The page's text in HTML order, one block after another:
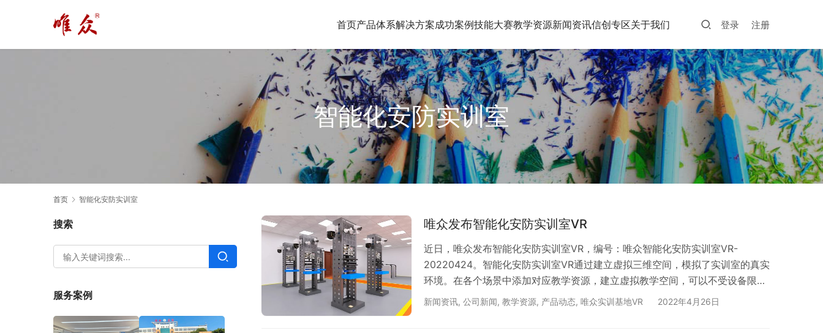
首页产品体系解决方案成功案例技能大赛教学资源新闻资讯信创专区关于我们 登录 注册
智能化安防实训室
首页 智能化安防实训室
唯众发布智能化安防实训室VR
近日，唯众发布智能化安防实训室VR，编号：唯众智能化安防实训室VR-
20220424。智能化安防实训室VR通过建立虚拟三维空间，模拟了实训室的真实
环境。在各个场景中添加对应教学资源，建立虚拟教学空间，可以不受设备限
制，PC、手机、平板电脑均可随时随地通过VR了解实训室布局，学习智能化安
新闻资讯, 公司新闻, 教学资源, 产品动态, 唯众实训基地VR 2022年4月26日
搜索
服务案例